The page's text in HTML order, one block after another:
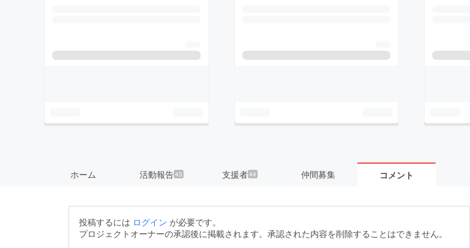
ホーム 活動報告43 支援者44 仲間募集 コメント
投稿するには ログイン が必要です。
プロジェクトオーナーの承認後に掲載されます。承認された内容を削除することはできません。